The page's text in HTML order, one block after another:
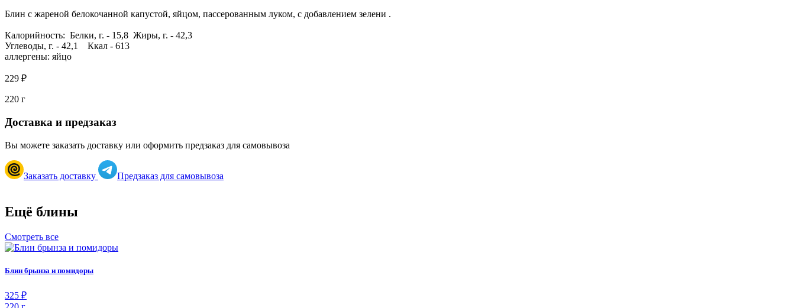
Блин с жареной белокочанной капустой, яйцом, пассерованным луком, с добавлением зелени .
Калорийность: Белки, г. - 15,8 Жиры, г. - 42,3
Углеводы, г. - 42,1 Ккал - 613
аллергены: яйцо
229 ₽
220 г
Доставка и предзаказ
Вы можете заказать доставку или оформить предзаказ для самовывоза
Заказать доставку Предзаказ для самовывоза
Ещё блины
Смотреть все
Блин брынза и помидоры
325 ₽